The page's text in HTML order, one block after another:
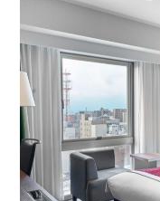
욕실 유형
세미 세퍼레이트(욕실
엑스트라 베드
엑스트라 베드 설치 (
함께 자는 자녀분은 2